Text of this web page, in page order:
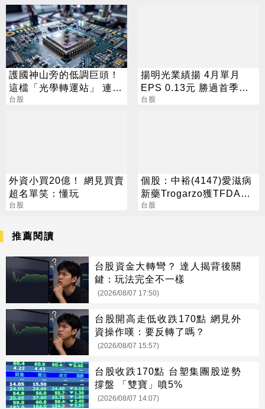
護國神山旁的低調巨頭！
這檔「光學轉運站」 連2
日漲停創新高
台股
揚明光業績揚 4月單月
EPS 0.13元 勝過首季整
季
台股
外資小買20億！ 網見買賣
超名單笑：懂玩
台股
個股：中裕(4147)愛滋病
新藥Trogarzo獲TFDA領
證通知，上市進入最後階
台股
推薦閱讀
台股資金大轉彎？ 達人揭背後關
鍵：玩法完全不一樣
(2026/08/07 17:50)
台股開高走低收跌170點 網見外
資操作嘆：要反轉了嗎？
(2026/08/07 15:57)
台股收跌170點 台塑集團股逆勢
撐盤 「雙寶」噴5%
(2026/08/07 14:07)